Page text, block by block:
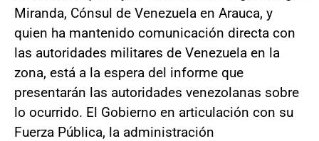
Miranda, Cónsul de Venezuela en Arauca, y
quien ha mantenido comunicación directa con
las autoridades militares de Venezuela en la
zona, está a la espera del informe que
presentarán las autoridades venezolanas sobre
lo ocurrido. El Gobierno en articulación con su
Fuerza Pública, la administración